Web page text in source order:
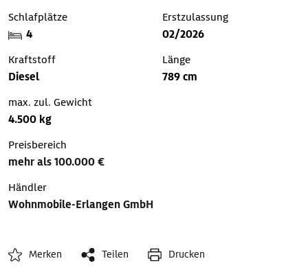
Schlafplätze
4
Erstzulassung
02/2026
Kraftstoff
Diesel
Länge
789 cm
max. zul. Gewicht
4.500 kg
Preisbereich
mehr als 100.000 €
Händler
Wohnmobile-Erlangen GmbH
Merken Teilen Drucken